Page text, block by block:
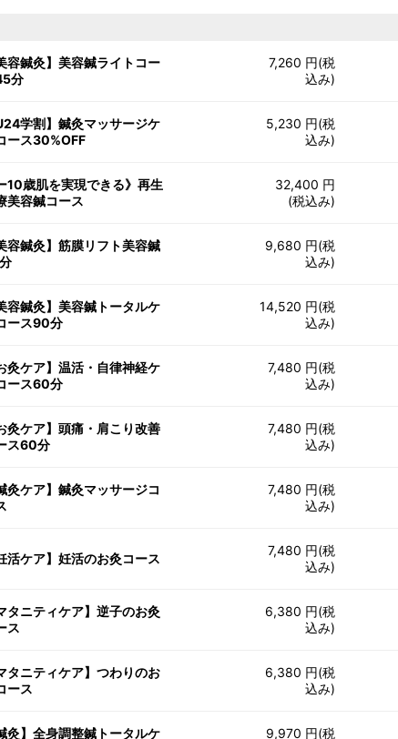
容鍼灸】美容鍼ライトコー
分
7,260 円(税
込み)
学割】鍼灸マッサージケ
ース30%OFF
5,230 円(税
込み)
10歳肌を実現できる》再生
美容鍼コース
32,400 円
(税込み)
容鍼灸】筋膜リフト美容鍼
9,680 円(税
込み)
容鍼灸】美容鍼トータルケ
ース90分
14,520 円(税
込み)
灸ケア】温活・自律神経ケ
ース60分
7,480 円(税
込み)
灸ケア】頭痛・肩こり改善
ス60分
7,480 円(税
込み)
灸ケア】鍼灸マッサージコ
7,480 円(税
込み)
活ケア】妊活のお灸コース
7,480 円(税
込み)
タニティケア】逆子のお灸
ス
6,380 円(税
込み)
タニティケア】つわりのお
ース
6,380 円(税
込み)
灸】全身調整鍼トータルケ 9,970 円(税